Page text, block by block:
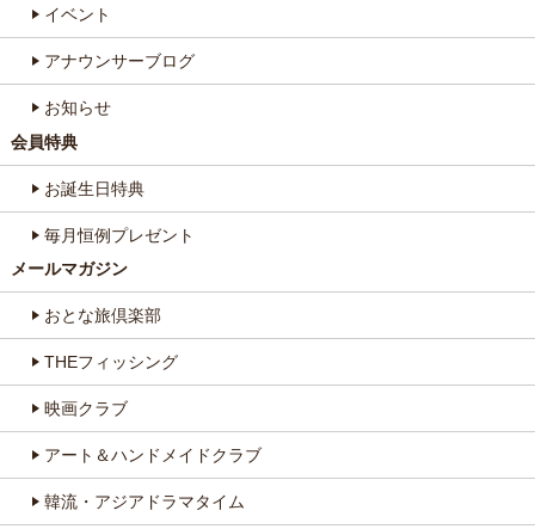
イベント
アナウンサーブログ
お知らせ
会員特典
お誕生日特典
毎月恒例プレゼント
メールマガジン
おとな旅倶楽部
THEフィッシング
映画クラブ
アート＆ハンドメイドクラブ
韓流・アジアドラマタイム